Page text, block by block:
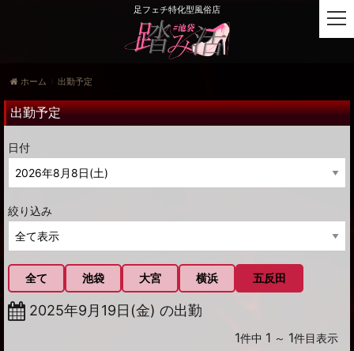
足フェチ特化型風俗店
ホーム 出勤予定
出勤予定
日付
絞り込み
全て 池袋 大宮 横浜 五反田
2025年9月19日(金) の出勤
1件中 1 ～ 1件目表示
t
o
e
i
g
i
o